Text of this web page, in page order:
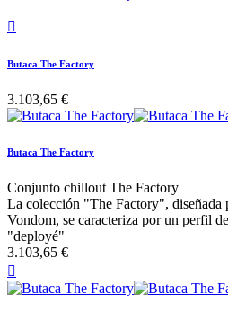

Butaca The Factory
3.103,65 €
Butaca The Factory
Conjunto chillout The Factory
La colección "The Factory", diseñada
Vondom, se caracteriza por un perfil
"deployé"
3.103,65 €
